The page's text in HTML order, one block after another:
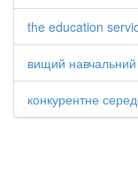
the education
вищий
конкурентне